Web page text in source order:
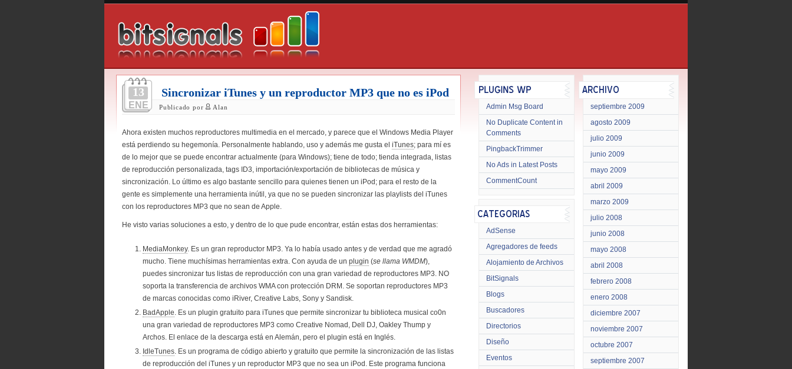
13
ENE
Sincronizar iTunes y un reproductor MP3 que no es iPod
Publicado por Alan
Ahora existen muchos reproductores multimedia en el mercado, y parece que el Windows Media Player
está perdiendo su hegemonía. Personalmente hablando, uso y además me gusta el iTunes; para mí es
de lo mejor que se puede encontrar actualmente (para Windows); tiene de todo; tienda integrada, listas
de reproducción personalizada, tags ID3, importación/exportación de bibliotecas de música y
sincronización. Lo último es algo bastante sencillo para quienes tienen un iPod; para el resto de la
gente es simplemente una herramienta inútil, ya que no se pueden sincronizar las playlists del iTunes
con los reproductores MP3 que no sean de Apple.
He visto varias soluciones a esto, y dentro de lo que pude encontrar, están estas dos herramientas:
MediaMonkey. Es un gran reproductor MP3. Ya lo había usado antes y de verdad que me agradó
mucho. Tiene muchísimas herramientas extra. Con ayuda de un plugin (se llama WMDM),
puedes sincronizar tus listas de reproducción con una gran variedad de reproductores MP3. NO
soporta la transferencia de archivos WMA con protección DRM. Se soportan reproductores MP3
de marcas conocidas como iRiver, Creative Labs, Sony y Sandisk.
BadApple. Es un plugin gratuito para iTunes que permite sincronizar tu biblioteca musical co0n
una gran variedad de reproductores MP3 como Creative Nomad, Dell DJ, Oakley Thump y
Archos. El enlace de la descarga está en Alemán, pero el plugin está en Inglés.
IdleTunes. Es un programa de código abierto y gratuito que permite la sincronización de las listas
de reproducción del iTunes y un reproductor MP3 que no sea un iPod. Este programa funciona
Admin Msg Board
No Duplicate Content in
Comments
PingbackTrimmer
No Ads in Latest Posts
CommentCount
AdSense
Agregadores de feeds
Alojamiento de Archivos
BitSignals
Blogs
Buscadores
Directorios
Diseño
Eventos
septiembre 2009
agosto 2009
julio 2009
junio 2009
mayo 2009
abril 2009
marzo 2009
julio 2008
junio 2008
mayo 2008
abril 2008
febrero 2008
enero 2008
diciembre 2007
noviembre 2007
octubre 2007
septiembre 2007